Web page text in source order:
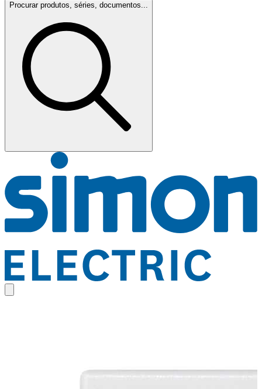
Procurar produtos, séries, documentos...